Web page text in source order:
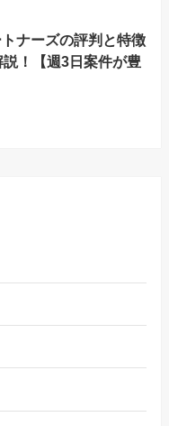
ナーズの評判と特徴
！【週3日案件が豊